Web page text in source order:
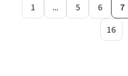
1 ... 5 6 7
16